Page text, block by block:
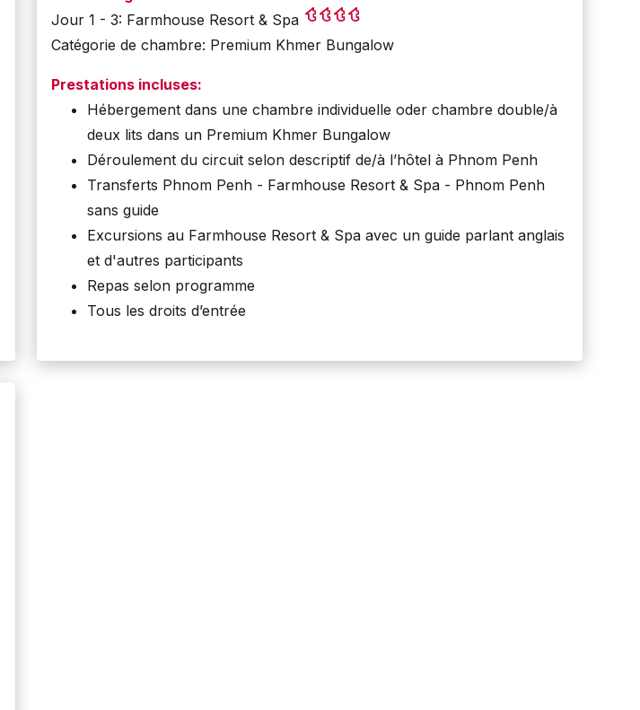
Jour 1 - 3: Farmhouse Resort & Spa
Catégorie de chambre: Premium Khmer Bungalow
Prestations incluses:
Hébergement dans une chambre individuelle oder chambre double/à
deux lits dans un Premium Khmer Bungalow
Déroulement du circuit selon descriptif de/à l’hôtel à Phnom Penh
Transferts Phnom Penh - Farmhouse Resort & Spa - Phnom Penh
sans guide
Excursions au Farmhouse Resort & Spa avec un guide parlant anglais
et d'autres participants
Repas selon programme
Tous les droits d’entrée